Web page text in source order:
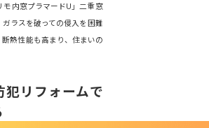
モ内窓プラマードU」二重窓
ラスを破っての侵入を困難
熱性能も高まり、住まいの
犯リフォームで